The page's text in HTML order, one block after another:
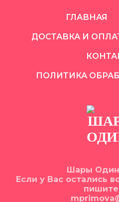
ГЛАВНАЯ
ДОСТАВКА И
ПОЛИТИКА
Шары
Если у Вас остались